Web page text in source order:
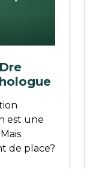
est une
de place?